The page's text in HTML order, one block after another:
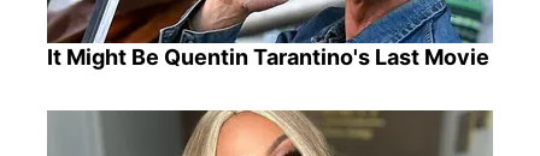
It Might Be Quentin Tarantino's Last Movie